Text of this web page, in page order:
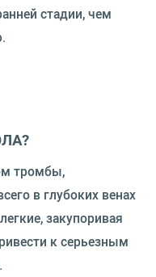
стадии, чем
тромбы,
в глубоких венах
закупоривая
к серьезным